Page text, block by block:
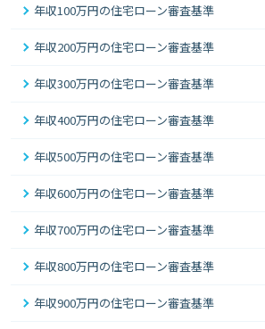
年収100万円の住宅ローン審査基準
年収200万円の住宅ローン審査基準
年収300万円の住宅ローン審査基準
年収400万円の住宅ローン審査基準
年収500万円の住宅ローン審査基準
年収600万円の住宅ローン審査基準
年収700万円の住宅ローン審査基準
年収800万円の住宅ローン審査基準
年収900万円の住宅ローン審査基準